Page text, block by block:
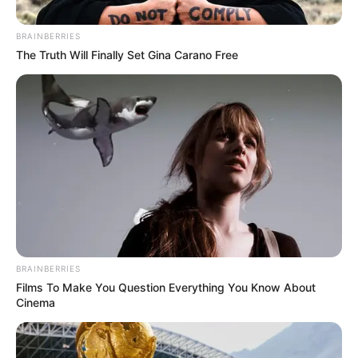
ATLETISMO
Joven del Atlántico buscará dejar en
alto a Colombia en el Mundial U20 de
Atletismo
DEPORTES
Atlántico alista sus finales
estudiantes buscan la
gloria deportiva
MEDIA MARATÓN
BRAINBERRIES
The Truth Will Finally Set Gina Carano Free
BRAINBERRIES
Films To Make You Question Everything You Know About
Cinema